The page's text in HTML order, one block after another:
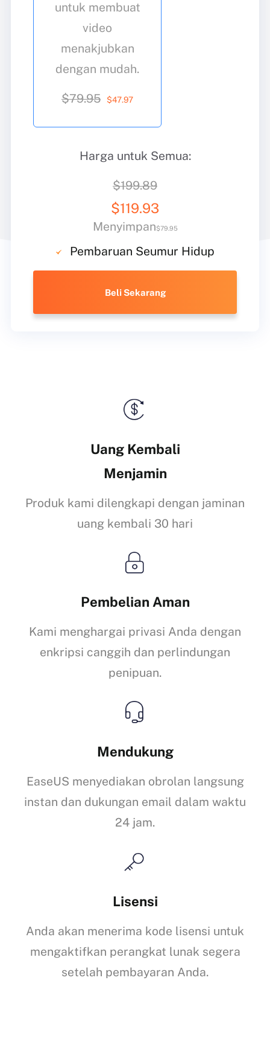
untuk membuat
video
menakjubkan
dengan mudah.
$79.95 $47.97
Harga untuk Semua:
$199.89
$119.93
Menyimpan$79.95
Pembaruan Seumur Hidup
Beli Sekarang
Uang Kembali
Menjamin
Produk kami dilengkapi dengan jaminan
uang kembali 30 hari
Pembelian Aman
Kami menghargai privasi Anda dengan
enkripsi canggih dan perlindungan
penipuan.
Mendukung
EaseUS menyediakan obrolan langsung
instan dan dukungan email dalam waktu
24 jam.
Lisensi
Anda akan menerima kode lisensi untuk
mengaktifkan perangkat lunak segera
setelah pembayaran Anda.